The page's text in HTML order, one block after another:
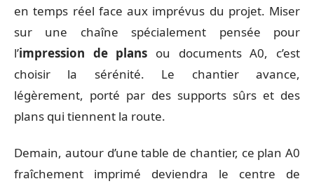
en temps réel face aux imprévus du projet. Miser
sur une chaîne spécialement pensée pour
l’impression de plans ou documents A0, c’est
choisir la sérénité. Le chantier avance,
légèrement, porté par des supports sûrs et des
plans qui tiennent la route.
Demain, autour d’une table de chantier, ce plan A0
fraîchement imprimé deviendra le centre de